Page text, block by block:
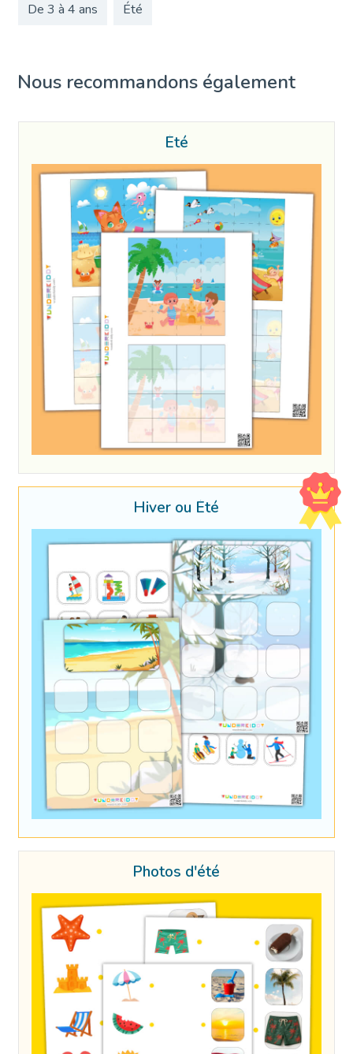
De 3 à 4 ans Été
Nous recommandons également
Été
Hiver ou Été
Photos d'été